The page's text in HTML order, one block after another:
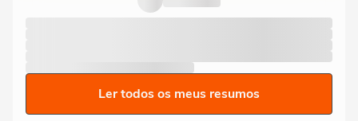
Ler todos os meus resumos